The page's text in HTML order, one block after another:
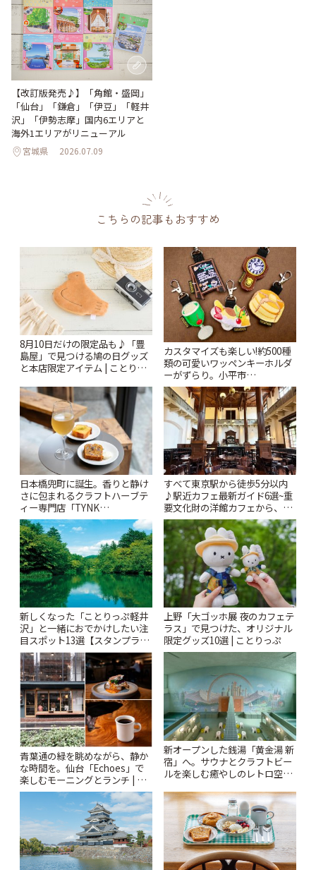
【改訂版発売♪】「角館・盛岡」
「仙台」「鎌倉」「伊豆」「軽井
沢」「伊勢志摩」国内6エリアと
海外1エリアがリニューアル
宮城県 2026.07.09
こちらの記事もおすすめ
8月10日だけの限定品も♪「豊
島屋」で見つける鳩の日グッズ
と本店限定アイテム | ことりっ
カスタマイズも楽しい!約500種
類の可愛いワッペンキーホルダ
ーがずらり。小平市
「Kimamaya T&K」 | ことりっ
ぷ
日本橋兜町に誕生。香りと静け
さに包まれるクラフトハーブテ
ィー専門店「TYNK
Kabutocho」 | ことりっぷ
すべて東京駅から徒歩5分以内
♪駅近カフェ最新ガイド6選~重
要文化財の洋館カフェから、改
札すぐのレトロ喫茶まで~ | こと
りっぷ
新しくなった「ことりっぷ軽井
沢」と一緒におでかけしたい注
目スポット13選【スタンプラリ
ー開催中】 | ことりっぷ
上野「大ゴッホ展 夜のカフェテ
ラス」で見つけた、オリジナル
限定グッズ10選 | ことりっぷ
青葉通の緑を眺めながら、静か
な時間を。仙台「Echoes」で
楽しむモーニングとランチ | こ
とりっぷ
新オープンした銭湯「黄金湯 新
宿」へ。サウナとクラフトビー
ルを楽しむ癒やしのレトロ空間